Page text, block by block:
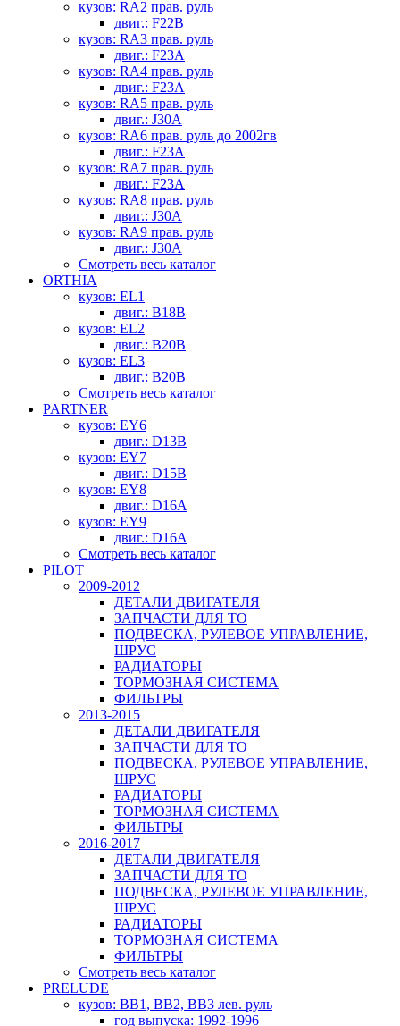
кузов: RA2 прав. руль
двиг.: F22B
кузов: RA3 прав. руль
двиг.: F23A
кузов: RA4 прав. руль
двиг.: F23A
кузов: RA5 прав. руль
двиг.: J30A
кузов: RA6 прав. руль до 2002гв
двиг.: F23A
кузов: RA7 прав. руль
двиг.: F23A
кузов: RA8 прав. руль
двиг.: J30A
кузов: RA9 прав. руль
двиг.: J30A
Смотреть весь каталог
ORTHIA
кузов: EL1
двиг.: B18B
кузов: EL2
двиг.: B20B
кузов: EL3
двиг.: B20B
Смотреть весь каталог
PARTNER
кузов: EY6
двиг.: D13B
кузов: EY7
двиг.: D15B
кузов: EY8
двиг.: D16A
кузов: EY9
двиг.: D16A
Смотреть весь каталог
PILOT
2009-2012
ДЕТАЛИ ДВИГАТЕЛЯ
ЗАПЧАСТИ ДЛЯ ТО
ПОДВЕСКА, РУЛЕВОЕ УПРАВЛЕНИЕ,
ШРУС
РАДИАТОРЫ
ТОРМОЗНАЯ СИСТЕМА
ФИЛЬТРЫ
2013-2015
ДЕТАЛИ ДВИГАТЕЛЯ
ЗАПЧАСТИ ДЛЯ ТО
ПОДВЕСКА, РУЛЕВОЕ УПРАВЛЕНИЕ,
ШРУС
РАДИАТОРЫ
ТОРМОЗНАЯ СИСТЕМА
ФИЛЬТРЫ
2016-2017
ДЕТАЛИ ДВИГАТЕЛЯ
ЗАПЧАСТИ ДЛЯ ТО
ПОДВЕСКА, РУЛЕВОЕ УПРАВЛЕНИЕ,
ШРУС
РАДИАТОРЫ
ТОРМОЗНАЯ СИСТЕМА
ФИЛЬТРЫ
Смотреть весь каталог
PRELUDE
кузов: BB1, BB2, BB3 лев. руль
год выпуска: 1992-1996